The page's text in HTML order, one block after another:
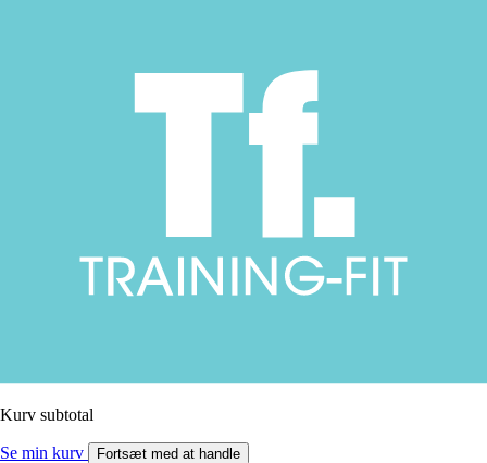
Kurv subtotal
Se min kurv Fortsæt med at handle